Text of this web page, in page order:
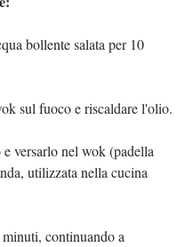
bollente salata per 10
sul fuoco e riscaldare l'olio.
versarlo nel wok (padella
utilizzata nella cucina
continuando a